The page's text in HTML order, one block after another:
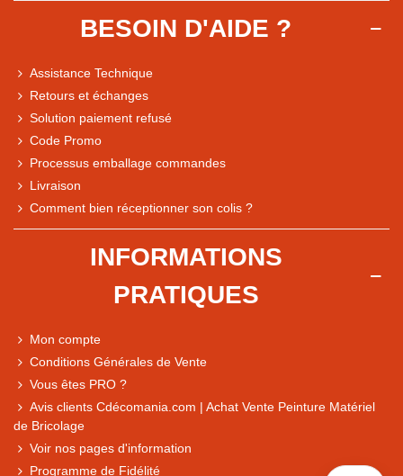
Comparaison des performances du magasin
Express, Chez vous, Point relais, Retrait magasin
BESOIN D'AIDE ?
Assistance Technique
Retours et échanges
Solution paiement refusé
Code Promo
Processus emballage commandes
Livraison
Comment bien réceptionner son colis ?
INFORMATIONS
PRATIQUES
Mon compte
Conditions Générales de Vente
Vous êtes PRO ?
Avis clients Cdécomania.com | Achat Vente Peinture Matériel
de Bricolage
Voir nos pages d'information
Programme de Fidélité